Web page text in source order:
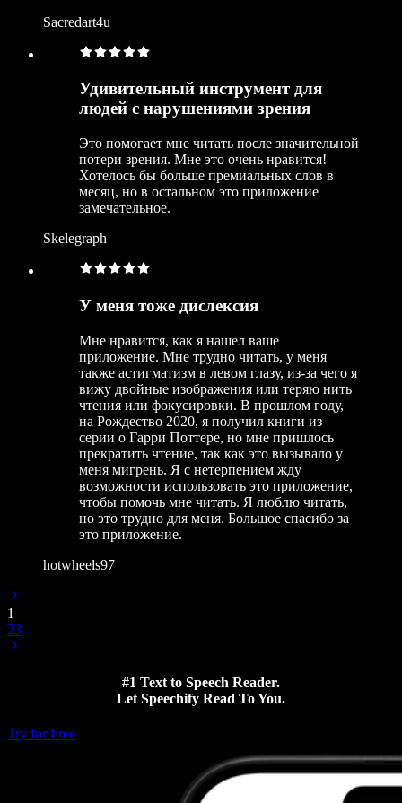
Sacredart4u
Удивительный инструмент для
людей с нарушениями зрения
Это помогает мне читать после значительной
потери зрения. Мне это очень нравится!
Хотелось бы больше премиальных слов в
месяц, но в остальном это приложение
замечательное.
Skelegraph
У меня тоже дислексия
Мне нравится, как я нашел ваше
приложение. Мне трудно читать, у меня
также астигматизм в левом глазу, из-за чего я
вижу двойные изображения или теряю нить
чтения или фокусировки. В прошлом году,
на Рождество 2020, я получил книги из
серии о Гарри Поттере, но мне пришлось
прекратить чтение, так как это вызывало у
меня мигрень. Я с нетерпением жду
возможности использовать это приложение,
чтобы помочь мне читать. Я люблю читать,
но это трудно для меня. Большое спасибо за
это приложение.
hotwheels97
1
23
#1 Text to Speech Reader.
Let Speechify Read To You.
Try for Free